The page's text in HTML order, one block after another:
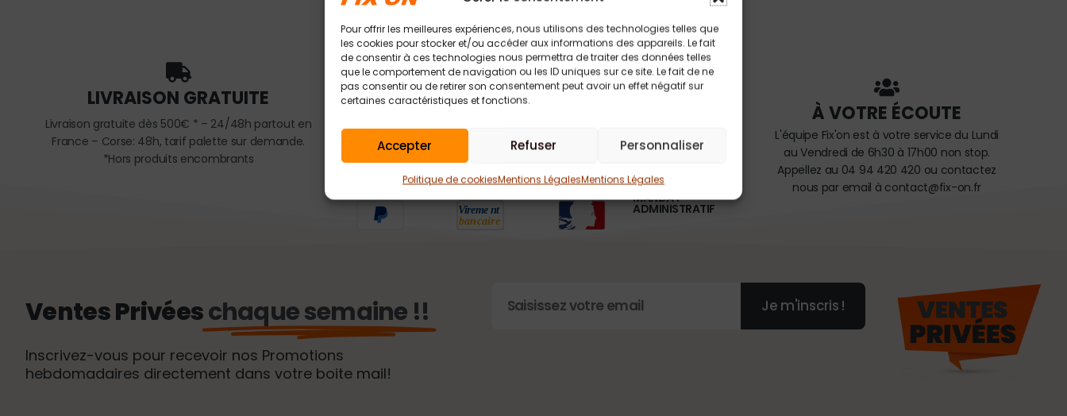
Pour offrir les meilleures expériences, nous utilisons des technologies telles que
les cookies pour stocker et/ou accéder aux informations des appareils. Le fait
de consentir à ces technologies nous permettra de traiter des données telles
que le comportement de navigation ou les ID uniques sur ce site. Le fait de ne
pas consentir ou de retirer son consentement peut avoir un effet négatif sur
certaines caractéristiques et fonctions.
Accepter Refuser Personnaliser
Politique de cookiesMentions LégalesMentions Légales
LIVRAISON GRATUITE
Livraison gratuite dès 500€ * – 24/48h partout en
France – Corse: 48h, tarif palette sur demande.
*Hors produits encombrants
PAIEMENT SÉCURISÉ
pour assurer une sécurité maximale.
MANDAT
ADMINISTRATIF
À VOTRE ÉCOUTE
L'équipe Fix'on est à votre service du Lundi
au Vendredi de 6h30 à 17h00 non stop.
Appellez au 04 94 420 420 ou contactez
nous par email à contact@fix-on.fr
Ventes Privéeschaque semaine !!
Inscrivez-vous pour recevoir nos Promotions
hebdomadaires directement dans votre boite mail!
Je m'inscris !